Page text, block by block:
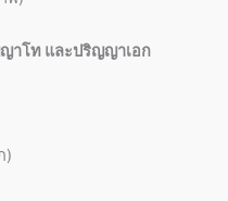
าโท และปริญญาเอก
)